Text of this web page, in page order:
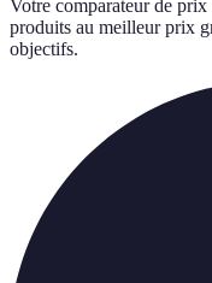
Votre comparateur de
produits au meilleur prix
objectifs.